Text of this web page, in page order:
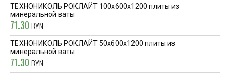
ТЕХНОНИКОЛЬ РОКЛАЙТ 100x600x1200 плиты из
минеральной ваты
71.30 BYN
ТЕХНОНИКОЛЬ РОКЛАЙТ 50x600x1200 плиты из
минеральной ваты
71.30 BYN